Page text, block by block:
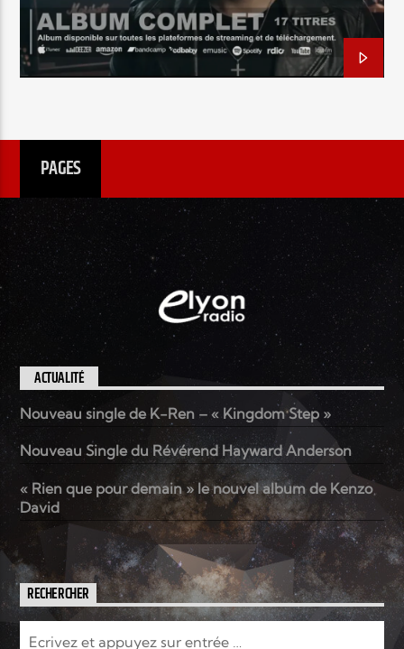
TITRE
ARTISTE
Radio Elyon
Elyon Rhema
Elyon Live
Elyon Kids
TANT QUE TU RESPIRES EN MOI
PAGES
ACTUALITÉ
Nouveau single de K-Ren – « Kingdom Step »
Nouveau Single du Révérend Hayward Anderson
« Rien que pour demain » le nouvel album de Kenzo
David
RECHERCHER